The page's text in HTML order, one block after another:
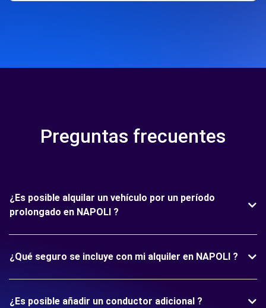
Preguntas frecuentes
¿Es posible alquilar un vehículo por un período
prolongado en NAPOLI ?
¿Qué seguro se incluye con mi alquiler en NAPOLI ?
¿Es posible añadir un conductor adicional ?